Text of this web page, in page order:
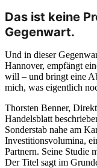
Das ist keine
Gegenwart.
Und in dieser
Hannover, empfängt
will – und bringt eine
mich, was eigentlich
Thorsten Benner,
Handelsblatt
Sonderstab nahe am
Investitionsvolumina,
Partnern. Seine Studie
Der Titel sagt im